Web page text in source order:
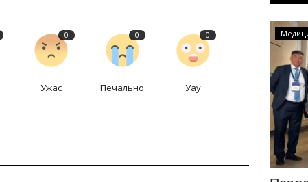
0
Ужас
0
Печально
0
Уау
МИР